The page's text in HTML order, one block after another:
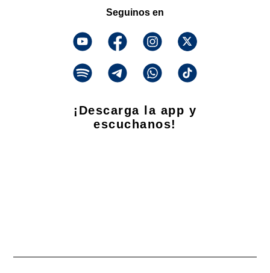
Seguinos en
¡Descarga la app y
escuchanos!